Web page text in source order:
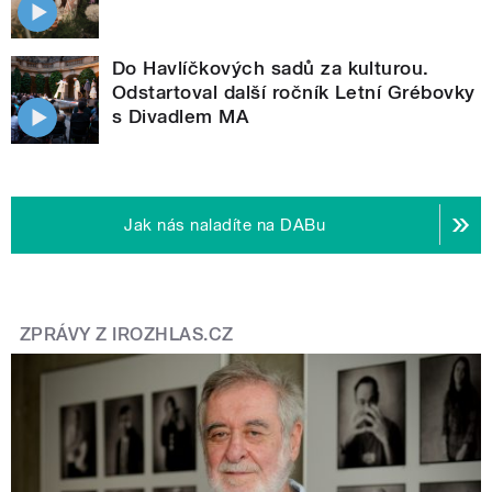
Do Havlíčkových sadů za kulturou.
Odstartoval další ročník Letní Grébovky
s Divadlem MA
Jak nás naladíte na DABu
ZPRÁVY Z IROZHLAS.CZ